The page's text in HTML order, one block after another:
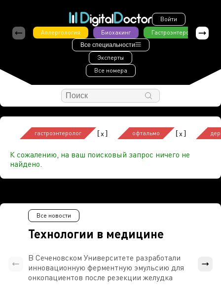
Войти
Аллергология
Биохакинг Гастроэнтерология
Все специальности
Эксперты
Все номера
гастроэнтеролог [x] офтальмо [x]
К сожалению, на ваш поисковый запрос ничего не
найдено.
Технологии в медицине
Все новости
В Сеченовском Университете разработали
инновационную ферментную эмульсию для
онкопациентов после резекции желудка